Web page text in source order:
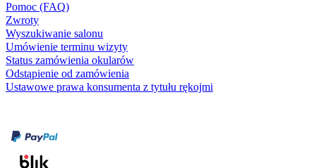
Pomoc (FAQ)
Zwroty
Wyszukiwanie salonu
Umówienie terminu wizyty
Status zamówienia okularów
Odstąpienie od zamówienia
Ustawowe prawa konsumenta z tytułu rękojmi